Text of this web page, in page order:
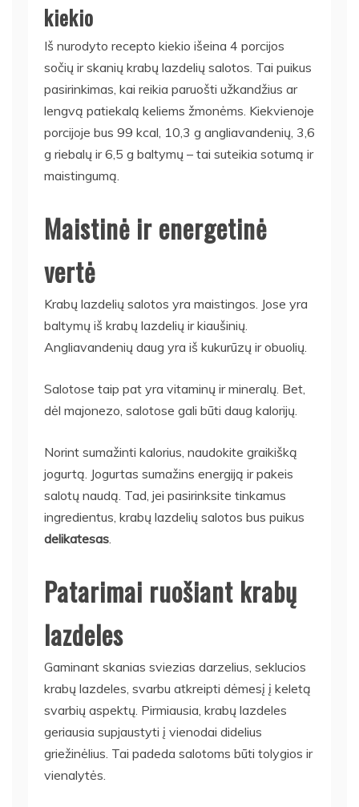
kiekio
Iš nurodyto recepto kiekio išeina 4 porcijos
sočių ir skanių krabų lazdelių salotos. Tai puikus
pasirinkimas, kai reikia paruošti užkandžius ar
lengvą patiekalą keliems žmonėms. Kiekvienoje
porcijoje bus 99 kcal, 10,3 g angliavandenių, 3,6
g riebalų ir 6,5 g baltymų – tai suteikia sotumą ir
maistingumą.
Maistinė ir energetinė
vertė
Krabų lazdelių salotos yra maistingos. Jose yra
baltymų iš krabų lazdelių ir kiaušinių.
Angliavandenių daug yra iš kukurūzų ir obuolių.
Salotose taip pat yra vitaminų ir mineralų. Bet,
dėl majonezo, salotose gali būti daug kalorijų.
Norint sumažinti kalorius, naudokite graikišką
jogurtą. Jogurtas sumažins energiją ir pakeis
salotų naudą. Tad, jei pasirinksite tinkamus
ingredientus, krabų lazdelių salotos bus puikus
delikatesas
Patarimai ruošiant krabų
lazdeles
Gaminant skanias sviezias darzelius, seklucios
krabų lazdeles, svarbu atkreipti dėmesį į keletą
svarbių aspektų. Pirmiausia, krabų lazdeles
geriausia supjaustyti į vienodai didelius
griežinėlius. Tai padeda salotoms būti tolygios ir
vienalytės.